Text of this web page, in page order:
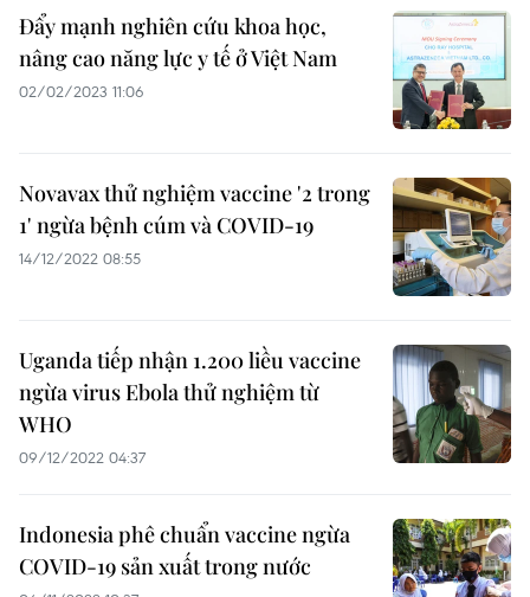
Đẩy mạnh nghiên cứu khoa học,
nâng cao năng lực y tế ở Việt Nam
02/02/2023 11:06
Novavax thử nghiệm vaccine '2 trong
1' ngừa bệnh cúm và COVID-19
14/12/2022 08:55
Uganda tiếp nhận 1.200 liều vaccine
ngừa virus Ebola thử nghiệm từ
WHO
09/12/2022 04:37
Indonesia phê chuẩn vaccine ngừa
COVID-19 sản xuất trong nước